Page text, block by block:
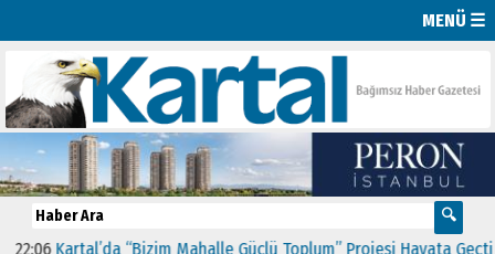
MENÜ ☰
“Bizim Mahalle Güçlü Toplum” Projesi Hayata Geçti 11:41